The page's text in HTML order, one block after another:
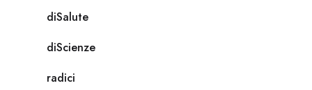
diSalute
diScienze
radici